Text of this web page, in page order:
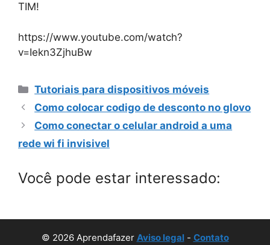
TIM!
https://www.youtube.com/watch?
v=Iekn3ZjhuBw
Categorias
Tutoriais para dispositivos móveis
Como colocar codigo de desconto no glovo
Como conectar o celular android a uma
rede wi fi invisivel
Você pode estar interessado:
© 2026 Aprendafazer Aviso legal- Contato